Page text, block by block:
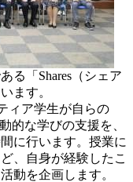
る「Shares（シェア
ます。
ィア学生が自らの
的な学びの支援を、
に行います。授業に
、自身が経験したこ
動を企画します。